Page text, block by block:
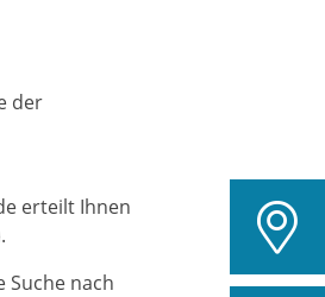
der
erteilt Ihnen
Suche nach